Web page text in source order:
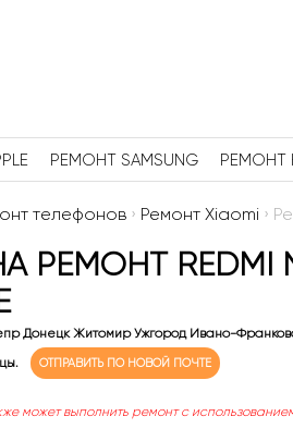
РЕМОНТ SAMSUNG РЕМОНТ
телефонов › Ремонт Xiaomi ›
РЕМОНТ REDMI
Донецк Житомир Ужгород Ивано-
ОТПРАВИТЬ ПО НОВОЙ ПОЧТЕ
может выполнить ремонт с